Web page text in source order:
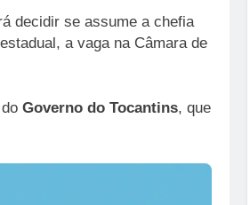
decidir se assume a chefia
a vaga na Câmara de
Governo do Tocantins, que